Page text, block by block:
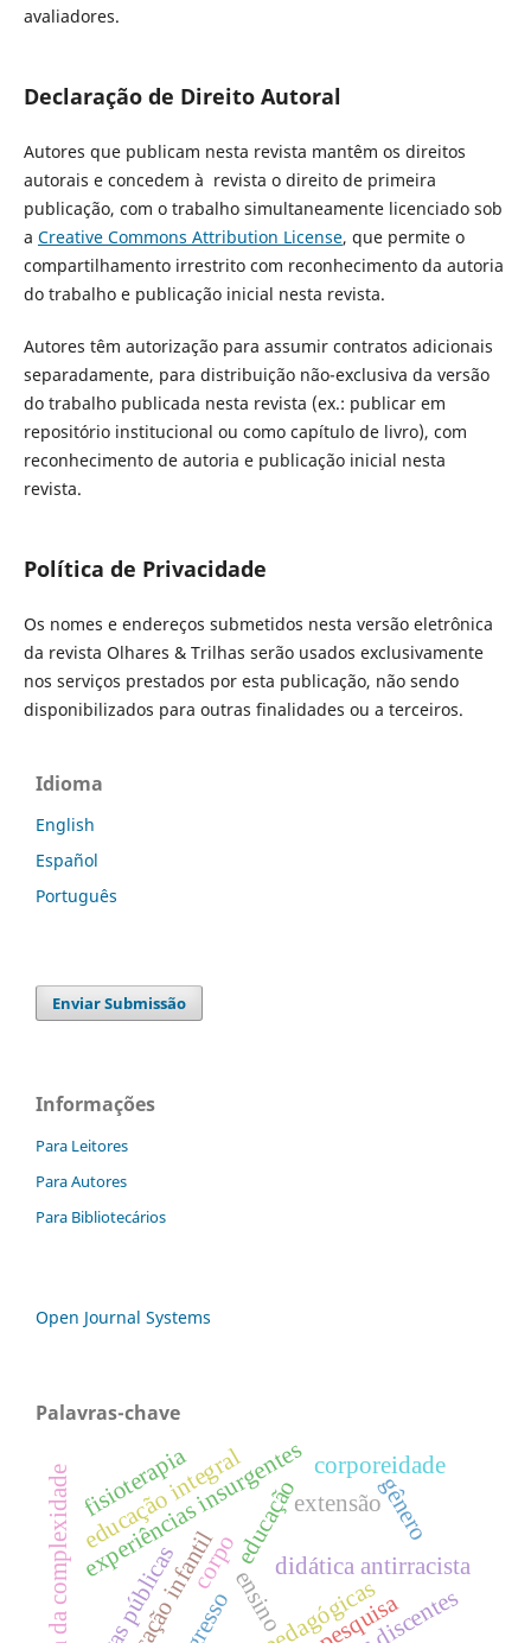
avaliadores.
Declaração de Direito Autoral
Autores que publicam nesta revista mantêm os direitos
autorais e concedem à revista o direito de primeira
publicação, com o trabalho simultaneamente licenciado sob
a Creative Commons Attribution License, que permite o
compartilhamento irrestrito com reconhecimento da autoria
do trabalho e publicação inicial nesta revista.
Autores têm autorização para assumir contratos adicionais
separadamente, para distribuição não-exclusiva da versão
do trabalho publicada nesta revista (ex.: publicar em
repositório institucional ou como capítulo de livro), com
reconhecimento de autoria e publicação inicial nesta
revista.
Política de Privacidade
Os nomes e endereços submetidos nesta versão eletrônica
da revista Olhares & Trilhas serão usados exclusivamente
nos serviços prestados por esta publicação, não sendo
disponibilizados para outras finalidades ou a terceiros.
Idioma
English
Español
Português
Enviar Submissão
Informações
Para Leitores
Para Autores
Para Bibliotecários
Open Journal Systems
Palavras-chave
educação
corpo
ensino pesquisa
extensão
didática antirracista
experiências insurgentes
educação infantil
educação integral
fisioterapia
teoria da complexidade gênero
corporeidade